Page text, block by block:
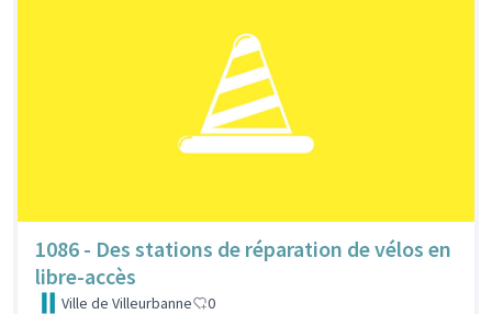
1086 - Des stations de réparation de vélos en
libre-accès
Ville de Villeurbanne 0